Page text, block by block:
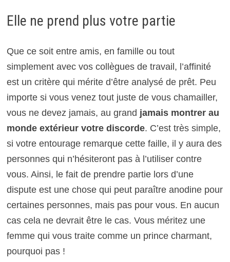
Elle ne prend plus votre partie
Que ce soit entre amis, en famille ou tout
simplement avec vos collègues de travail, l’affinité
est un critère qui mérite d’être analysé de prêt. Peu
importe si vous venez tout juste de vous chamailler,
vous ne devez jamais, au grand jamais montrer au
monde extérieur votre discorde. C’est très simple,
si votre entourage remarque cette faille, il y aura des
personnes qui n’hésiteront pas à l’utiliser contre
vous. Ainsi, le fait de prendre partie lors d’une
dispute est une chose qui peut paraître anodine pour
certaines personnes, mais pas pour vous. En aucun
cas cela ne devrait être le cas. Vous méritez une
femme qui vous traite comme un prince charmant,
pourquoi pas !